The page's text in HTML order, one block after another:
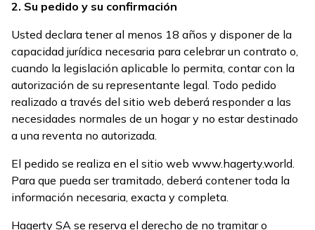
2. Su pedido y su confirmación
Usted declara tener al menos 18 años y disponer de la
capacidad jurídica necesaria para celebrar un contrato o,
cuando la legislación aplicable lo permita, contar con la
autorización de su representante legal. Todo pedido
realizado a través del sitio web deberá responder a las
necesidades normales de un hogar y no estar destinado
a una reventa no autorizada.
El pedido se realiza en el sitio web www.hagerty.world.
Para que pueda ser tramitado, deberá contener toda la
información necesaria, exacta y completa.
Hagerty SA se reserva el derecho de no tramitar o